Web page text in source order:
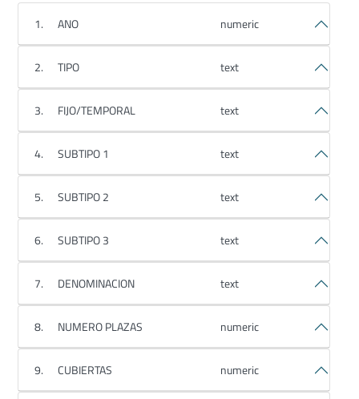
1. ANO numeric
2. TIPO text
3. FIJO/TEMPORAL text
4. SUBTIPO 1 text
5. SUBTIPO 2 text
6. SUBTIPO 3 text
7. DENOMINACION text
8. NUMERO PLAZAS numeric
9. CUBIERTAS numeric